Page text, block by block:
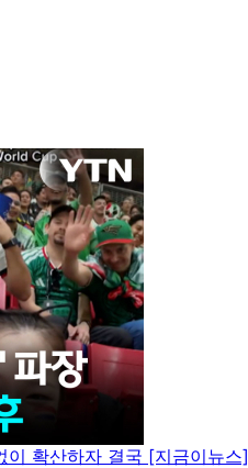
이 확산하자 결국 [지금이뉴스]